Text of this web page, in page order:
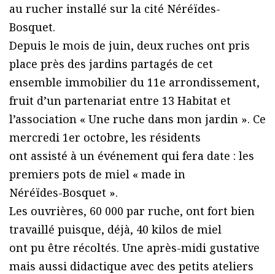
au rucher installé sur la cité Néréïdes-
Bosquet.
Depuis le mois de juin, deux ruches ont pris
place près des jardins partagés de cet
ensemble immobilier du 11e arrondissement,
fruit d’un partenariat entre 13 Habitat et
l’association « Une ruche dans mon jardin ». Ce
mercredi 1er octobre, les résidents
ont assisté à un événement qui fera date : les
premiers pots de miel « made in
Néréïdes-Bosquet ».
Les ouvrières, 60 000 par ruche, ont fort bien
travaillé puisque, déjà, 40 kilos de miel
ont pu être récoltés. Une après-midi gustative
mais aussi didactique avec des petits ateliers